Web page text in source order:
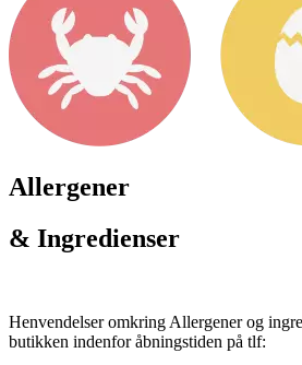
Allergener
& Ingredienser
Henvendelser omkring Allergener og
butikken indenfor åbningstiden på tlf: